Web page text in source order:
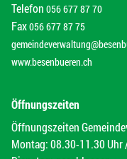
Telefon 056 677 87 70
Fax056 677 87 75
www.besenbueren.ch
Öffnungszeiten
Öffnungszeiten
Montag: 08.30-11.30 Uhr